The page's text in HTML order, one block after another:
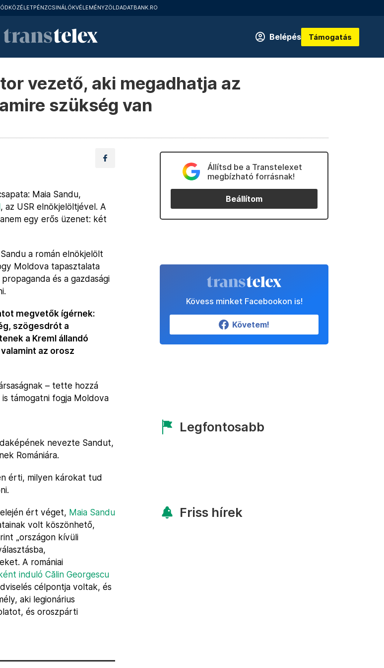
KÖZÉLETPÉNZCSINÁLÓKVÉLEMÉNYZÖLDADATBANK.RO
Belépés Támogatás
vezető, aki megadhatja az
szükség van
Maia Sandu,
, az USR elnökjelöltjével. A
egy erős üzenet: két
a román elnökjelölt
Moldova tapasztalata
és a gazdasági
megvetők ígérnek:
szögesdrót a
a Kreml állandó
az orosz
– tette hozzá
támogatni fogja Moldova
nevezte Sandut,
Romániára.
érti, milyen károkat tud
ért véget, Maia Sandu
volt köszönhető,
„országon kívüli
A romániai
induló Călin Georgescu
célpontja voltak, és
aki legionárius
és oroszpárti
Állítsd be a Transtelexet
megbízható forrásnak!
Beállítom
Kövess minket Facebookon is!
Követem!
Legfontosabb
Friss hírek